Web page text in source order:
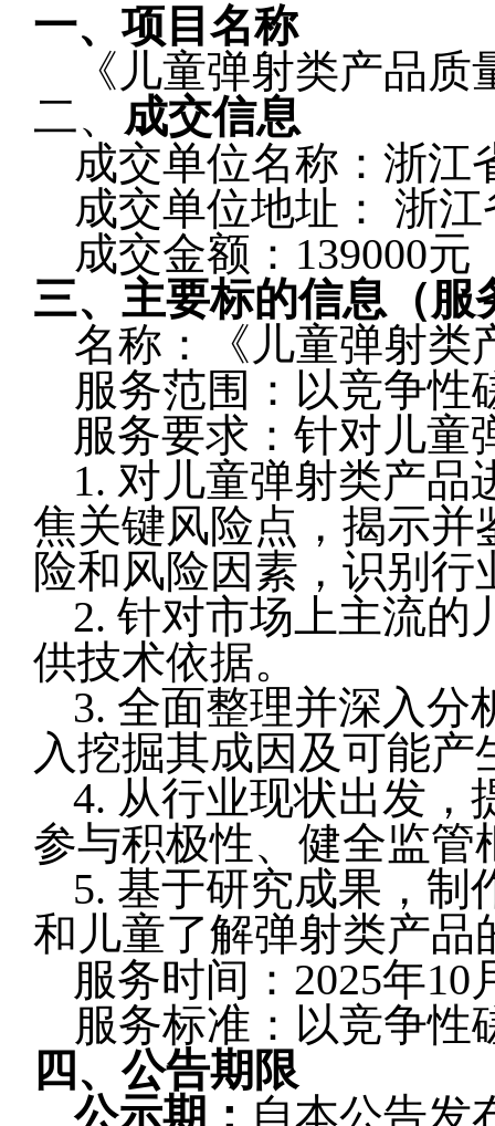
一、项目名称
《儿童弹射类产品
二、 成交信息
成交单位名称：浙江
成交单位地址： 浙
成交金额：139000元
三、主要标的信息（服
名称：《儿童弹射类
服务范围：以竞争性
服务要求：针对儿童
1. 对儿童弹射类产
焦关键风险点，揭示并
险和风险因素，识别
2. 针对市场上主流的
供技术依据。
3. 全面整理并深入分
入挖掘其成因及可能产
4. 从行业现状出发，
参与积极性、健全监
5. 基于研究成果，制
和儿童了解弹射类产品
服务时间：2025年10
服务标准：以竞争性
四、公告期限
公示期： 自本公告发